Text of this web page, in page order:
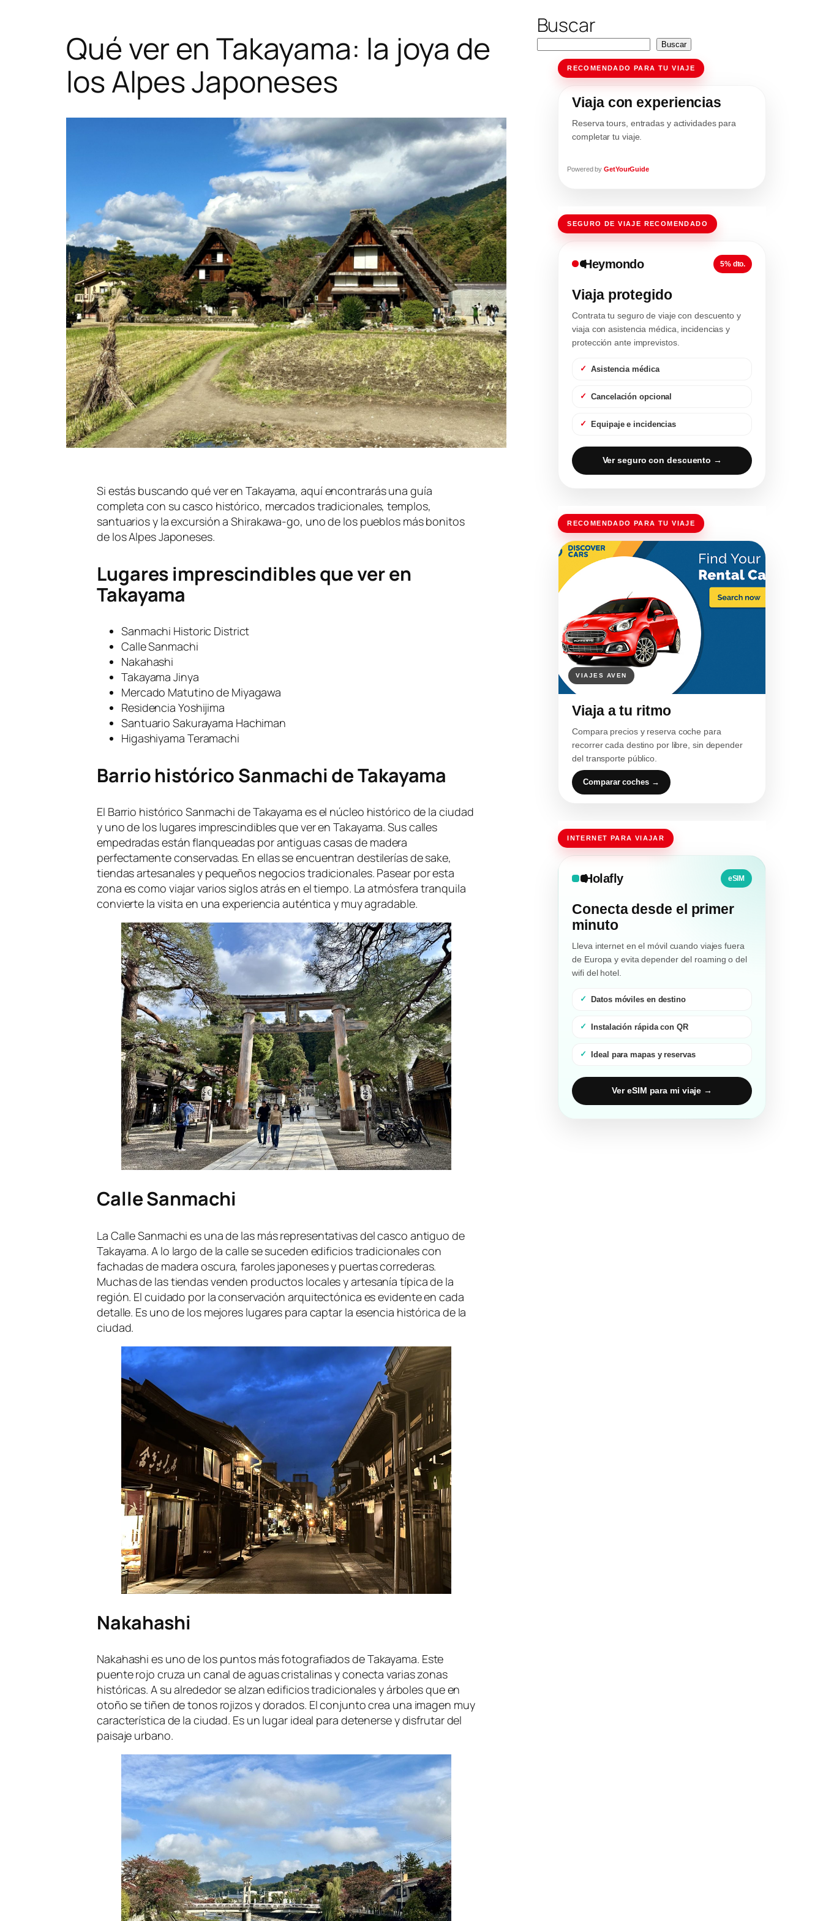
Qué ver en Takayama: la joya de
los Alpes Japoneses
Si estás buscando qué ver en Takayama, aquí encontrarás una guía
completa con su casco histórico, mercados tradicionales, templos,
santuarios y la excursión a Shirakawa-go, uno de los pueblos más bonitos
de los Alpes Japoneses.
Lugares imprescindibles que ver en
Takayama
Sanmachi Historic District
Calle Sanmachi
Nakahashi
Takayama Jinya
Mercado Matutino de Miyagawa
Residencia Yoshijima
Santuario Sakurayama Hachiman
Higashiyama Teramachi
Barrio histórico Sanmachi de Takayama
El Barrio histórico Sanmachi de Takayama es el núcleo histórico de la ciudad
y uno de los lugares imprescindibles que ver en Takayama. Sus calles
empedradas están flanqueadas por antiguas casas de madera
perfectamente conservadas. En ellas se encuentran destilerías de sake,
tiendas artesanales y pequeños negocios tradicionales. Pasear por esta
zona es como viajar varios siglos atrás en el tiempo. La atmósfera tranquila
convierte la visita en una experiencia auténtica y muy agradable.
Calle Sanmachi
La Calle Sanmachi es una de las más representativas del casco antiguo de
Takayama. A lo largo de la calle se suceden edificios tradicionales con
fachadas de madera oscura, faroles japoneses y puertas correderas.
Muchas de las tiendas venden productos locales y artesanía típica de la
región. El cuidado por la conservación arquitectónica es evidente en cada
detalle. Es uno de los mejores lugares para captar la esencia histórica de la
ciudad.
Nakahashi
Nakahashi es uno de los puntos más fotografiados de Takayama. Este
puente rojo cruza un canal de aguas cristalinas y conecta varias zonas
históricas. A su alrededor se alzan edificios tradicionales y árboles que en
otoño se tiñen de tonos rojizos y dorados. El conjunto crea una imagen muy
característica de la ciudad. Es un lugar ideal para detenerse y disfrutar del
paisaje urbano.
Buscar
Buscar
RECOMENDADO PARA TU VIAJE
Viaja con experiencias
Reserva tours, entradas y actividades para
completar tu viaje.
Powered byGetYourGuide
SEGURO DE VIAJE RECOMENDADO
Heymondo 5% dto.
Viaja protegido
Contrata tu seguro de viaje con descuento y
viaja con asistencia médica, incidencias y
protección ante imprevistos.
Asistencia médica
Cancelación opcional
Equipaje e incidencias
Ver seguro con descuento →
RECOMENDADO PARA TU VIAJE
Viaja a tu ritmo
Compara precios y reserva coche para
recorrer cada destino por libre, sin depender
del transporte público.
Comparar coches →
INTERNET PARA VIAJAR
Holafly eSIM
Conecta desde el primer
minuto
Lleva internet en el móvil cuando viajes fuera
de Europa y evita depender del roaming o del
wifi del hotel.
Datos móviles en destino
Instalación rápida con QR
Ideal para mapas y reservas
Ver eSIM para mi viaje →